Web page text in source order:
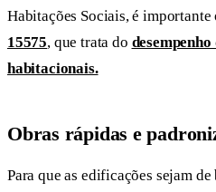
Habitações Sociais, é
15575, que trata do
habitacionais.
Obras rápidas e
Para que as edificações sejam